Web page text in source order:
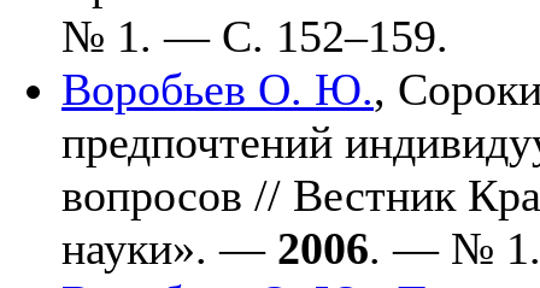
№ 1. — С. 152–159.
Воробьев О. Ю.,
предпочтений
вопросов // Вестник
науки». — 2006. — №